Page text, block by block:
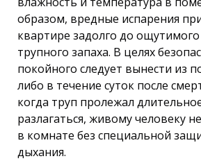
образом, вредные испарения
квартире задолго до
трупного запаха. В целях
покойного следует вынести из
либо в течение суток после
когда труп пролежал
разлагаться, живому человеку
в комнате без специальной
дыхания.